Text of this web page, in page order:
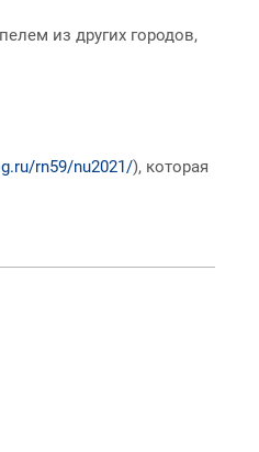
из других городов,
rn59/nu2021/), которая